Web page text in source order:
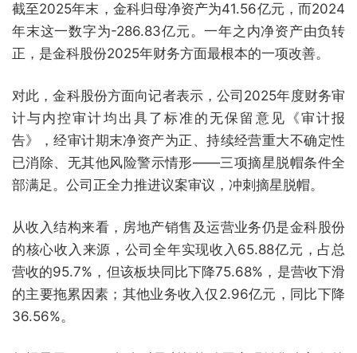
截至2025年末，金科归母净资产为41.56亿元，而2024
年末这一数字为-286.83亿元。一年之内净资产由负转
正，是金科股份2025年财务方面最根本的一项改善。
对此，金科股份方面向记者表示，公司2025年度财务审
计与内控审计均出具了标准的无保留意见《审计报
告》，经审计期末净资产为正、持续经营重大不确定性
已消除、无其他风险警示情形——三项摘星脱帽条件全
部满足。公司正全力推进议案审议，冲刺摘星脱帽。
从收入结构来看，房地产销售及运营业务仍是金科股份
的核心收入来源，公司全年实现收入65.88亿元，占总
营收的95.7%，但该板块同比下降75.68%，是营收下滑
的主要拖累因素；其他业务收入仅2.96亿元，同比下降
36.56%。